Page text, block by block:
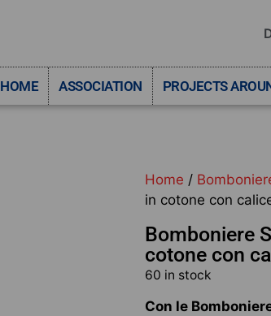
HOME ASSOCIATION PROJECTS
Home /
in cotone con
Bomboniere
cotone con
60 in stock
Con le